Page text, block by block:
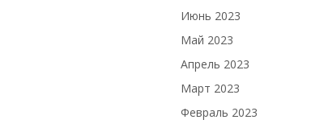
Июнь 2023
Май 2023
Апрель 2023
Март 2023
Февраль 2023